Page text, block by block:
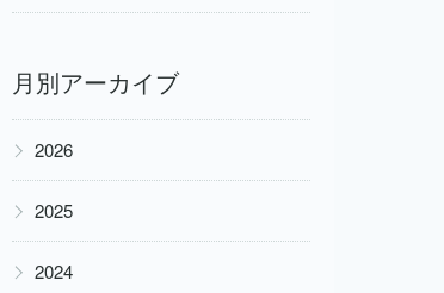
月別アーカイブ
▶ 2026
▶ 2025
▶ 2024